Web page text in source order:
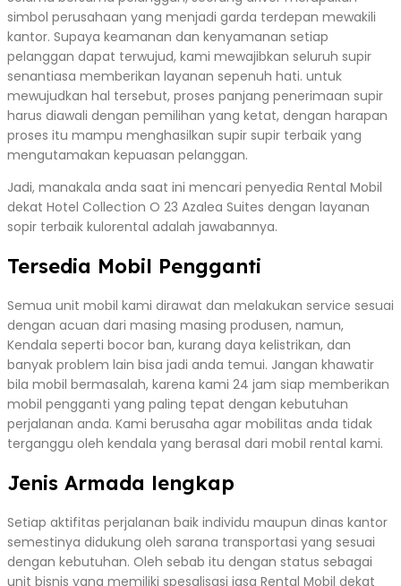
simbol perusahaan yang menjadi garda terdepan mewakili
kantor. Supaya keamanan dan kenyamanan setiap
pelanggan dapat terwujud, kami mewajibkan seluruh supir
senantiasa memberikan layanan sepenuh hati. untuk
mewujudkan hal tersebut, proses panjang penerimaan supir
harus diawali dengan pemilihan yang ketat, dengan harapan
proses itu mampu menghasilkan supir supir terbaik yang
mengutamakan kepuasan pelanggan.
Jadi, manakala anda saat ini mencari penyedia Rental Mobil
dekat Hotel Collection O 23 Azalea Suites dengan layanan
sopir terbaik kulorental adalah jawabannya.
Tersedia Mobil Pengganti
Semua unit mobil kami dirawat dan melakukan service sesuai
dengan acuan dari masing masing produsen, namun,
Kendala seperti bocor ban, kurang daya kelistrikan, dan
banyak problem lain bisa jadi anda temui. Jangan khawatir
bila mobil bermasalah, karena kami 24 jam siap memberikan
mobil pengganti yang paling tepat dengan kebutuhan
perjalanan anda. Kami berusaha agar mobilitas anda tidak
terganggu oleh kendala yang berasal dari mobil rental kami.
Jenis Armada lengkap
Setiap aktifitas perjalanan baik individu maupun dinas kantor
semestinya didukung oleh sarana transportasi yang sesuai
dengan kebutuhan. Oleh sebab itu dengan status sebagai
unit bisnis yang memiliki spesalisasi jasa Rental Mobil dekat